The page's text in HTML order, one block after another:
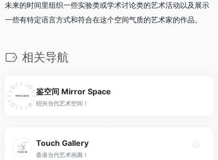
未来的时间里组织一些实验类或学术讨论类的艺术活动以及展示
一些有特定语言方式和符合在这个空间气质的艺术家的作品。
相关导航
鉴空间 Mirror Space
绍兴当代艺术空间！
Touch Gallery
香港当代艺术画廊！